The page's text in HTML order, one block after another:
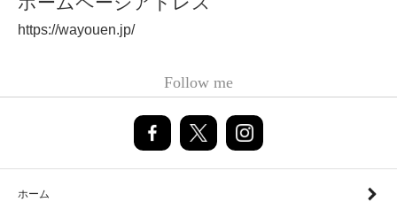
https://wayouen.jp/
Follow me
ホーム